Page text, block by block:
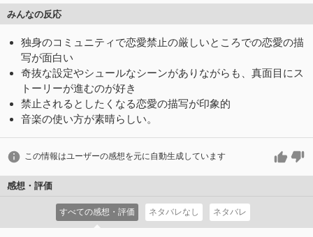
みんなの反応
独身のコミュニティで恋愛禁止の厳しいところでの恋愛の描
写が面白い
奇抜な設定やシュールなシーンがありながらも、真面目にス
トーリーが進むのが好き
禁止されるとしたくなる恋愛の描写が印象的
音楽の使い方が素晴らしい。
この情報はユーザーの感想を元に自動生成しています
感想・評価
すべての感想・評価 ネタバレなし ネタバレ